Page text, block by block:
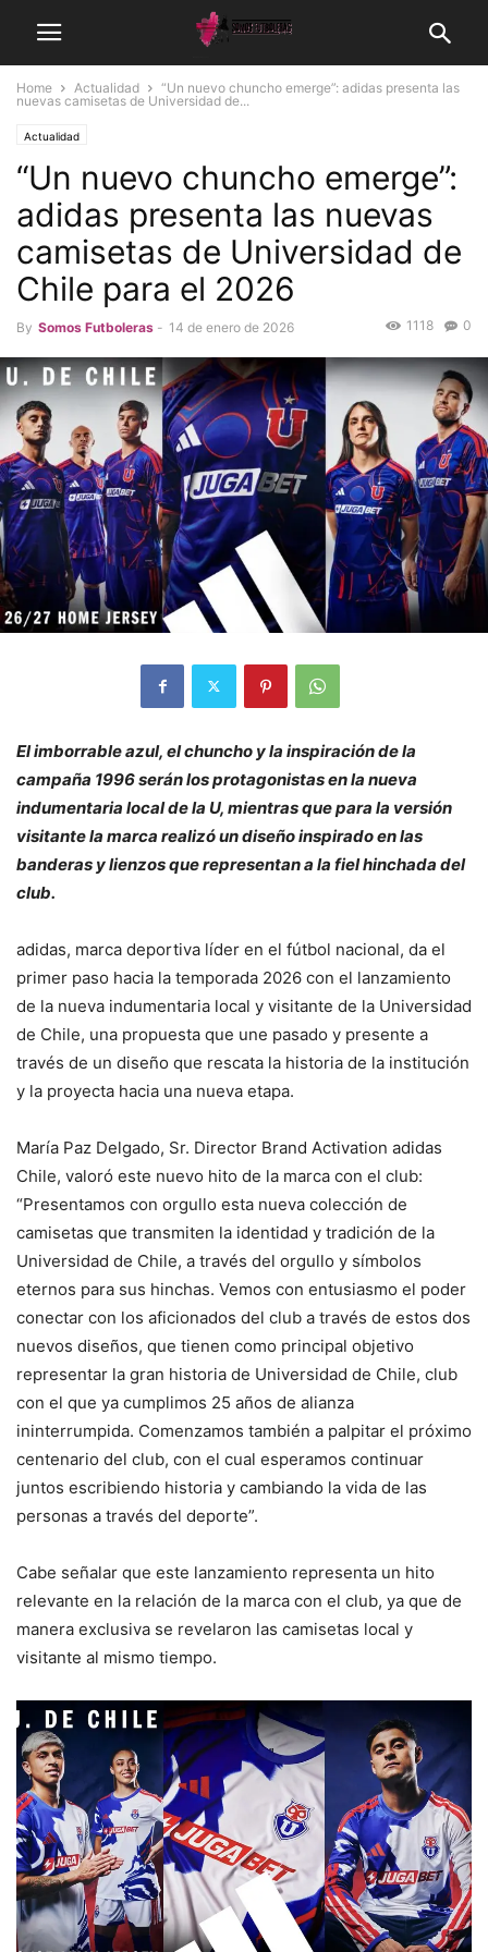
Home Actualidad
“Un nuevo chuncho emerge”: adidas presenta las
nuevas camisetas de Universidad de...
Actualidad
“Un nuevo chuncho emerge”:
adidas presenta las nuevas
camisetas de Universidad de
Chile para el 2026
By Somos Futboleras - 14 de enero de 2026 0
1118
El imborrable azul, el chuncho y la inspiración de la
campaña 1996 serán los protagonistas en la nueva
indumentaria local de la U, mientras que para la versión
visitante la marca realizó un diseño inspirado en las
banderas y lienzos que representan a la fiel hinchada del
club.
adidas, marca deportiva líder en el fútbol nacional, da el
primer paso hacia la temporada 2026 con el lanzamiento
de la nueva indumentaria local y visitante de la Universidad
de Chile, una propuesta que une pasado y presente a
través de un diseño que rescata la historia de la institución
y la proyecta hacia una nueva etapa.
María Paz Delgado, Sr. Director Brand Activation adidas
Chile, valoró este nuevo hito de la marca con el club:
“Presentamos con orgullo esta nueva colección de
camisetas que transmiten la identidad y tradición de la
Universidad de Chile, a través del orgullo y símbolos
eternos para sus hinchas. Vemos con entusiasmo el poder
conectar con los aficionados del club a través de estos dos
nuevos diseños, que tienen como principal objetivo
representar la gran historia de Universidad de Chile, club
con el que ya cumplimos 25 años de alianza
ininterrumpida. Comenzamos también a palpitar el próximo
centenario del club, con el cual esperamos continuar
juntos escribiendo historia y cambiando la vida de las
personas a través del deporte”.
Cabe señalar que este lanzamiento representa un hito
relevante en la relación de la marca con el club, ya que de
manera exclusiva se revelaron las camisetas local y
visitante al mismo tiempo.